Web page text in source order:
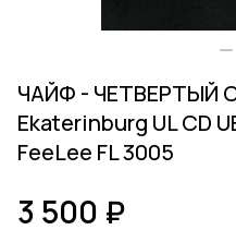
ЧАЙФ - ЧЕТВЕРТЫЙ
Ekaterinburg UL CD
FeeLee FL 3005
3 500 ₽